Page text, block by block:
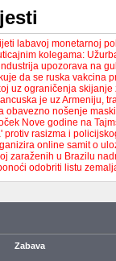
labavoj monetarnoj
kolegama:
upozorava na
da se ruska vakcina
uz ograničenja
je uz Armeniju,
obavezno nošenje
Nove godine na
protiv rasizma i
online samit o
zaraženih u Brazilu
odobriti listu
Zabava